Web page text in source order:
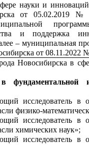
науки и
от 05.02.2019
и поддержка
– муниципальная
от 08.11.2022
Новосибирска в
фундаментальной
исследователь в
физико-
исследователь в
химических наук»;
исследователь в